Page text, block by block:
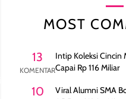
MOST
13
KOMENTAR
Intip Koleksi Cincin
Capai Rp 116 Miliar
10
Viral Alumni SMA